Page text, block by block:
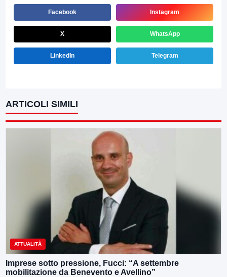
Facebook Instagram
X WhatsApp
LinkedIn Telegram
ARTICOLI SIMILI
ATTUALITÀ
Imprese sotto pressione, Fucci: “A settembre
mobilitazione da Benevento e Avellino”